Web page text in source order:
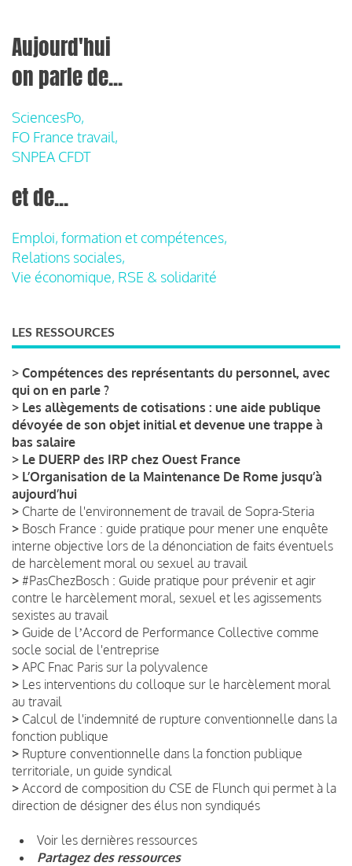
Aujourd'hui
on parle de...
SciencesPo,
FO France travail,
SNPEA CFDT
et de...
Emploi, formation et compétences,
Relations sociales,
Vie économique, RSE & solidarité
LES RESSOURCES
> Compétences des représentants du personnel, avec
qui on en parle ?
> Les allègements de cotisations : une aide publique
dévoyée de son objet initial et devenue une trappe à
bas salaire
> Le DUERP des IRP chez Ouest France
> L’Organisation de la Maintenance De Rome jusqu’à
aujourd’hui
> Charte de l'environnement de travail de Sopra-Steria
> Bosch France : guide pratique pour mener une enquête
interne objective lors de la dénonciation de faits éventuels
de harcèlement moral ou sexuel au travail
> #PasChezBosch : Guide pratique pour prévenir et agir
contre le harcèlement moral, sexuel et les agissements
sexistes au travail
> Guide de lʼAccord de Performance Collective comme
socle social de l'entreprise
> APC Fnac Paris sur la polyvalence
> Les interventions du colloque sur le harcèlement moral
au travail
> Calcul de l'indemnité de rupture conventionnelle dans la
fonction publique
> Rupture conventionnelle dans la fonction publique
territoriale, un guide syndical
> Accord de composition du CSE de Flunch qui permet à la
direction de désigner des élus non syndiqués
Voir les dernières ressources
Partagez des ressources